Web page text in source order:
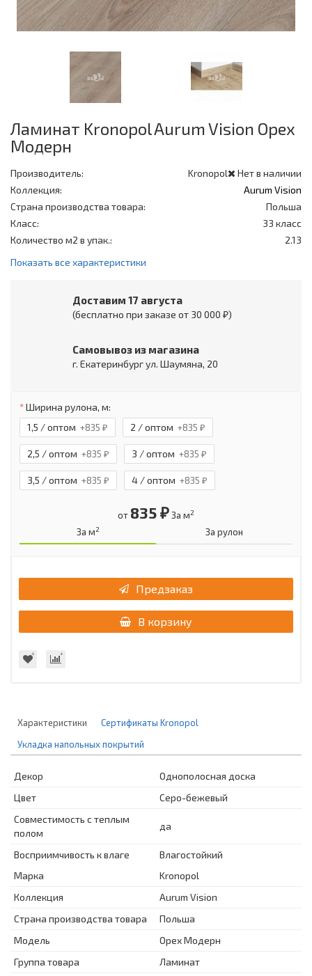
Ламинат Kronopol Aurum Vision Орех
Модерн
Нет в наличии
Производитель:
Kronopol
Коллекция:
Aurum Vision
Страна производства товара:
Польша
Класс:
33 класс
Количество м2 в упак.:
2.13
Показать все характеристики
Доставим 17 августа
(бесплатно при заказе от 30 000 ₽)
Самовывоз из магазина
г. Екатеринбург ул. Шаумяна, 20
Ширина рулона, м:
1,5 / оптом +835 ₽ 2 / оптом +835 ₽
2,5 / оптом +835 ₽ 3 / оптом +835 ₽
3,5 / оптом +835 ₽ 4 / оптом +835 ₽
от 835 ₽За м2
За м2 За рулон
Предзаказ
В корзину
Характеристики
Сертификаты Kronopol
Укладка напольных покрытий
Декор
Однополосная доска
Цвет
Серо-бежевый
Совместимость с теплым
полом
да
Восприимчивость к влаге
Влагостойкий
Марка
Kronopol
Коллекция
Aurum Vision
Страна производства товара
Польша
Модель
Орех Модерн
Группа товара
Ламинат